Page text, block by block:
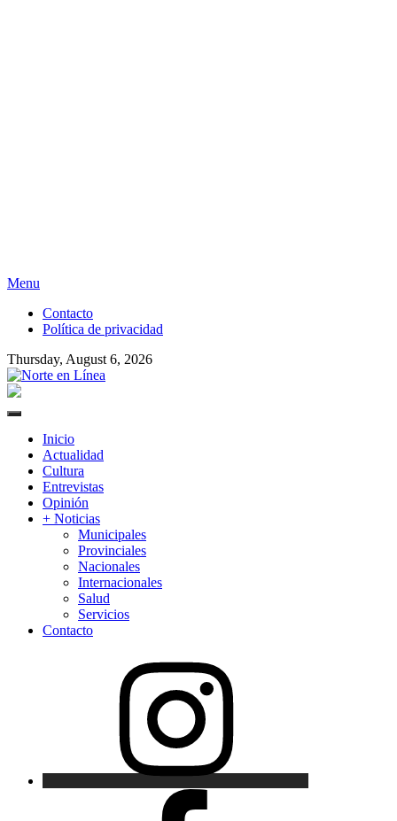
Skip
content
Menu
Contacto
Política de privacidad
Thursday, August 6, 2026
Primary
Inicio
Actualidad
Cultura
Entrevistas
Opinión
+ Noticias
Municipales
Provinciales
Nacionales
Internacionales
Salud
Servicios
Contacto